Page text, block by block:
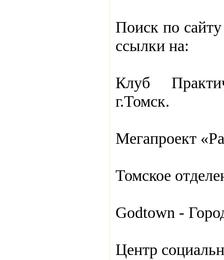
Поиск по
ссылки на:
Клуб
г.Томск.
Мегапроект
Томское
Godtown -
Центр